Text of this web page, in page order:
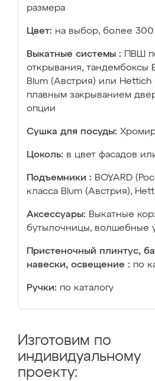
размера
Цвет: на выбор, более 300
Выкатные системы :
ПВШ
открывания, тандембоксы
Blum (Австрия) или Hettich
плавным закрыванием
опции
Сушка для посуды:
Цоколь: в цвет фасадов
Подъемники : BOYARD
класса Blum (Австрия),
Аксессуары: Выкатные
бутылочницы, волшебные
Пристеночный плинтус,
навески, освещение : по
Ручки: по каталогу
Изготовим по
индивидуальному
проекту: